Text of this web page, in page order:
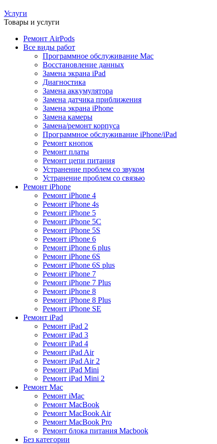
Услуги
Товары и услуги
Ремонт AirPods
Все виды работ
Программное обслуживание Mac
Восстановление данных
Замена экрана iPad
Диагностика
Замена аккумулятора
Замена датчика приближения
Замена экрана iPhone
Замена камеры
Замена/ремонт корпуса
Программное обслуживание iPhone/iPad
Ремонт кнопок
Ремонт платы
Ремонт цепи питания
Устранение проблем со звуком
Устранение проблем со связью
Ремонт iPhone
Ремонт iPhone 4
Ремонт iPhone 4s
Ремонт iPhone 5
Ремонт iPhone 5C
Ремонт iPhone 5S
Ремонт iPhone 6
Ремонт iPhone 6 plus
Ремонт iPhone 6S
Ремонт iPhone 6S plus
Ремонт iPhone 7
Ремонт iPhone 7 Plus
Ремонт iPhone 8
Ремонт iPhone 8 Plus
Ремонт iPhone SE
Ремонт iPad
Ремонт iPad 2
Ремонт iPad 3
Ремонт iPad 4
Ремонт iPad Air
Ремонт iPad Air 2
Ремонт iPad Mini
Ремонт iPad Mini 2
Ремонт Mac
Ремонт iMac
Ремонт MacBook
Ремонт MacBook Air
Ремонт MacBook Pro
Ремонт блока питания Macbook
Без категории